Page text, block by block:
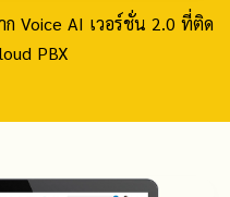
Voice AI เวอร์ชั่น 2.0 ที่ติด
PBX